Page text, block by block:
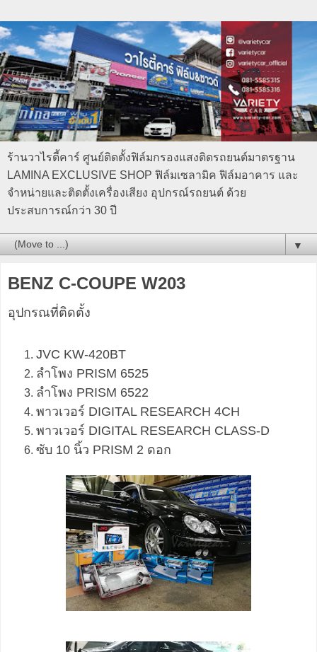
ร้านวาไรตี้คาร์ ศูนย์ติดตั้งฟิล์มกรองแสงติดรถยนต์มาตรฐาน
LAMINA EXCLUSIVE SHOP ฟิล์มเซลามิค ฟิล์มอาคาร และ
จำหน่ายและติดตั้งเครื่องเสียง อุปกรณ์รถยนต์ ด้วย
ประสบการณ์กว่า 30 ปี
▼
BENZ C-COUPE W203
อุปกรณที่ติดตั้ง
JVC KW-420BT
ลำโพง PRISM 6525
ลำโพง PRISM 6522
พาวเวอร์ DIGITAL RESEARCH 4CH
พาวเวอร์ DIGITAL RESEARCH CLASS-D
ซับ 10 นิ้ว PRISM 2 ดอก